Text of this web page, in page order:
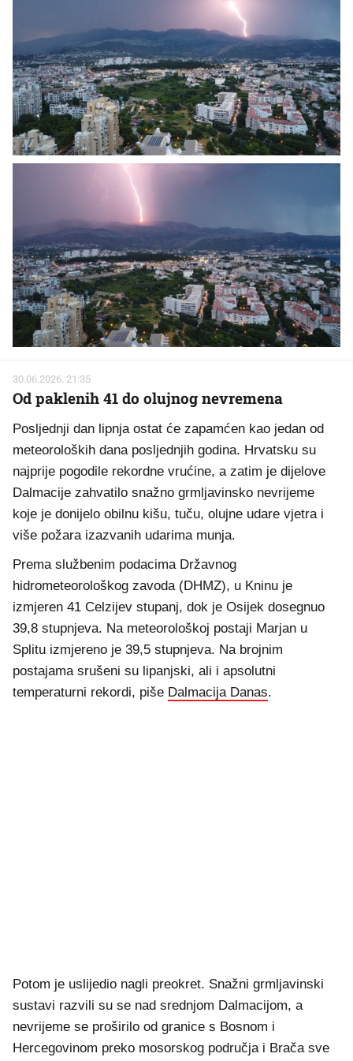
30.06.2026. 21:35
Od paklenih 41 do olujnog nevremena
Posljednji dan lipnja ostat će zapamćen kao jedan od
meteoroloških dana posljednjih godina. Hrvatsku su
najprije pogodile rekordne vrućine, a zatim je dijelove
Dalmacije zahvatilo snažno grmljavinsko nevrijeme
koje je donijelo obilnu kišu, tuču, olujne udare vjetra i
više požara izazvanih udarima munja.
Prema službenim podacima Državnog
hidrometeorološkog zavoda (DHMZ), u Kninu je
izmjeren 41 Celzijev stupanj, dok je Osijek dosegnuo
39,8 stupnjeva. Na meteorološkoj postaji Marjan u
Splitu izmjereno je 39,5 stupnjeva. Na brojnim
postajama srušeni su lipanjski, ali i apsolutni
temperaturni rekordi, piše Dalmacija Danas.
Potom je uslijedio nagli preokret. Snažni grmljavinski
sustavi razvili su se nad srednjom Dalmacijom, a
nevrijeme se proširilo od granice s Bosnom i
Hercegovinom preko mosorskog područja i Brača sve